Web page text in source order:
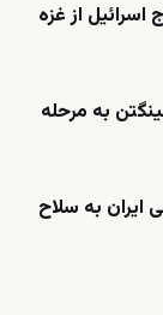
از غزه
به مرحله
ایران به سلاح